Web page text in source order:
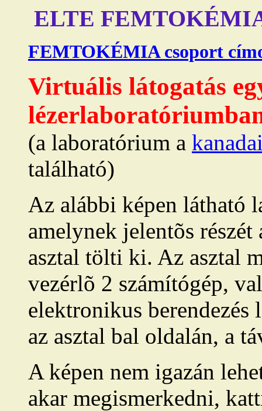
ELTE
FEMTOKÉMIA csoport
Virtuális látogatás
(a laboratórium a
található)
Az alábbi képen látható
amelynek jelentõs
asztal tölti ki. Az asztal
vezérlõ 2 számítógép,
elektronikus
az asztal bal oldalán, a
A képen nem igazán
akar megismerkedni,